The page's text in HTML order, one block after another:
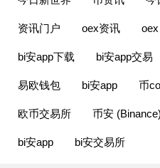
资讯门户 oex资讯 oex
bi安app下载 bi安app交易
易欧钱包 bi安app 币
欧币交易所 币安
bi安app bi安交易所